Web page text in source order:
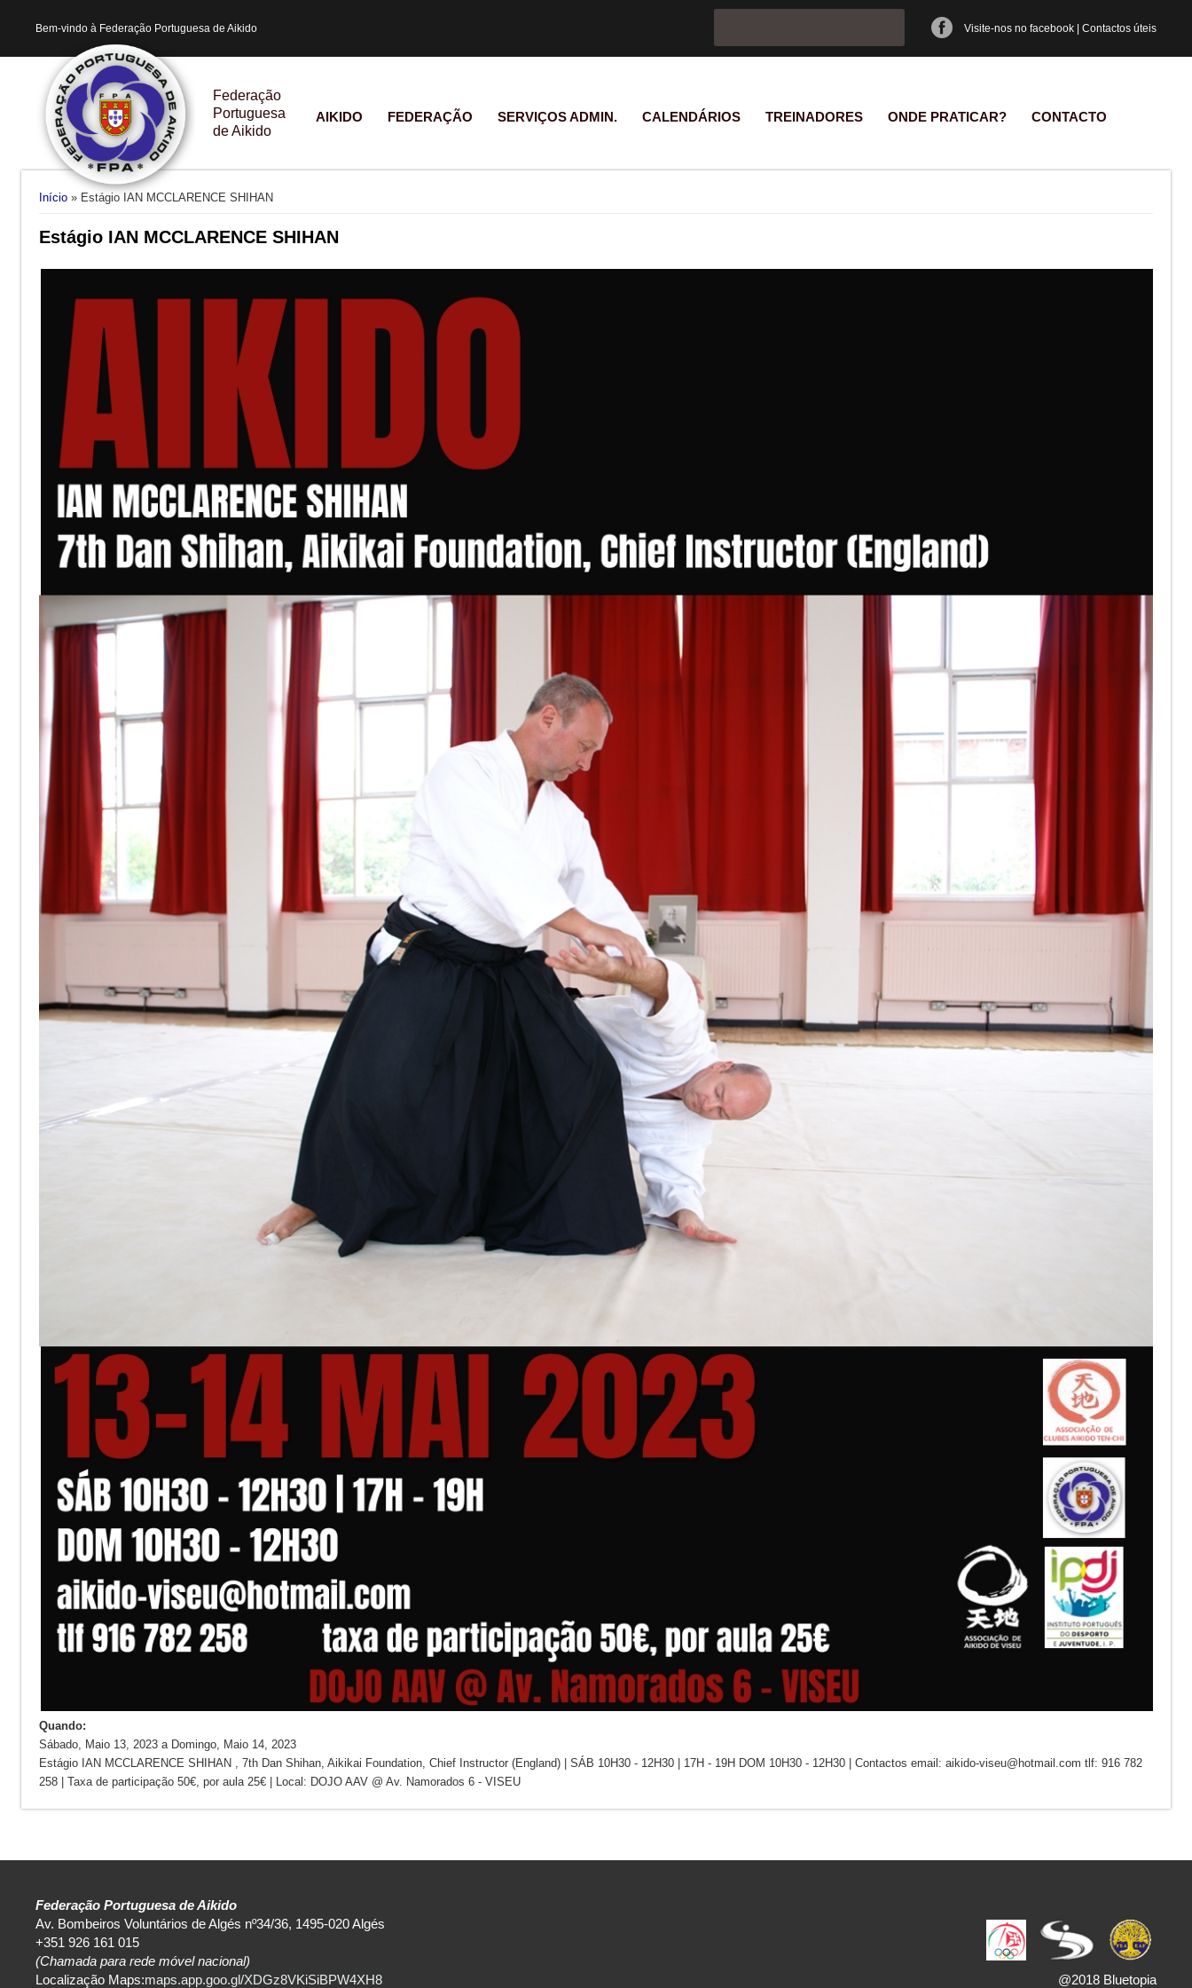
Bem-vindo à Federação Portuguesa de Aikido Visite-nos no facebook Contactos úteis
Formulário de pesquisa
Federação
Portuguesa
de Aikido
AIKIDO FEDERAÇÃO SERVIÇOS ADMIN. CALENDÁRIOS TREINADORES ONDE PRATICAR? CONTACTO
Está aqui
Início» Estágio IAN MCCLARENCE SHIHAN
Estágio IAN MCCLARENCE SHIHAN
Quando:
Sábado, Maio 13, 2023a Domingo, Maio 14, 2023
Estágio IAN MCCLARENCE SHIHAN , 7th Dan Shihan, Aikikai Foundation, Chief Instructor (England) | SÁB 10H30 - 12H30 | 17H - 19H DOM 10H30 - 12H30 | Contactos email: aikido-viseu@hotmail.com tlf: 916 782
258 | Taxa de participação 50€, por aula 25€ | Local: DOJO AAV @ Av. Namorados 6 - VISEU
Federação Portuguesa de Aikido
Av. Bombeiros Voluntários de Algés nº34/36, 1495-020 Algés
+351 926 161 015
(Chamada para rede móvel nacional)
Localização Maps:maps.app.goo.gl/XDGz8VKiSiBPW4XH8 @2018 Bluetopia